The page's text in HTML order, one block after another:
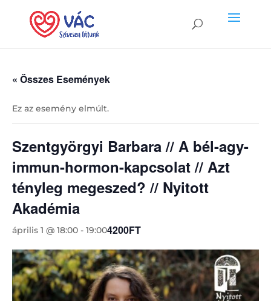
« Összes Események
Ez az esemény elmúlt.
Szentgyörgyi Barbara // A bél-agy-
immun-hormon-kapcsolat // Azt
tényleg megeszed? // Nyitott
Akadémia
április 1 @ 18:00 - 19:004200FT